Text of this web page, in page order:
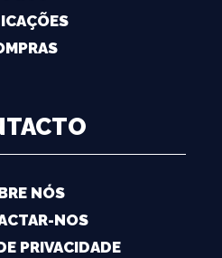
NÓS
NOS
PRIVACIDADE